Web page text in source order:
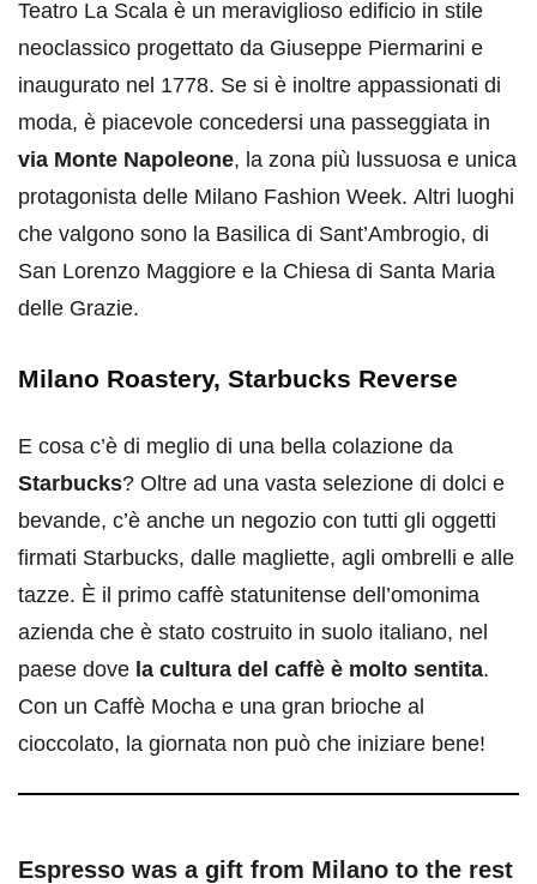
Teatro La Scala è un meraviglioso edificio in stile
neoclassico progettato da Giuseppe Piermarini e
inaugurato nel 1778. Se si è inoltre appassionati di
moda, è piacevole concedersi una passeggiata in
via Monte Napoleone, la zona più lussuosa e unica
protagonista delle Milano Fashion Week. Altri luoghi
che valgono sono la Basilica di Sant’Ambrogio, di
San Lorenzo Maggiore e la Chiesa di Santa Maria
delle Grazie.
Milano Roastery, Starbucks Reverse
E cosa c’è di meglio di una bella colazione da
Starbucks? Oltre ad una vasta selezione di dolci e
bevande, c’è anche un negozio con tutti gli oggetti
firmati Starbucks, dalle magliette, agli ombrelli e alle
tazze. È il primo caffè statunitense dell’omonima
azienda che è stato costruito in suolo italiano, nel
paese dove la cultura del caffè è molto sentita.
Con un Caffè Mocha e una gran brioche al
cioccolato, la giornata non può che iniziare bene!
Espresso was a gift from Milano to the rest